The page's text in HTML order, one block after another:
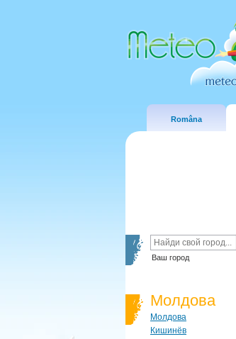
Româna
Ваш город
Молдова
Молдова
Кишинёв